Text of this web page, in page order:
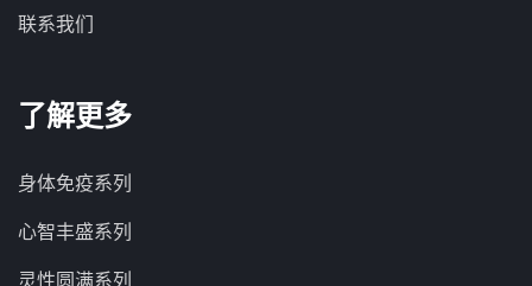
联系我们
了解更多
身体免疫系列
心智丰盛系列
灵性圆满系列